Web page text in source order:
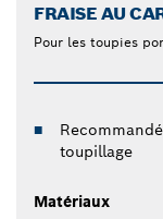
FRAISE AU
Pour les toupies
toupillage
Matériaux